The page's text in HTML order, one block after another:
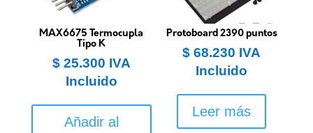
MAX6675 Termocupla
Tipo K
$25.300 IVA
Incluido
Añadir al
Protoboard 2390 puntos
$ 68.230 IVA
Incluido
Leer más